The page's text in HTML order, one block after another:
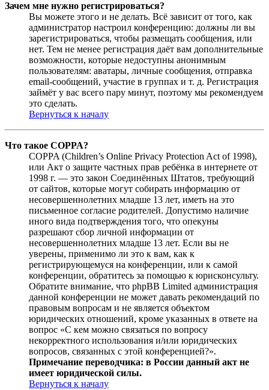
Зачем мне нужно регистрироваться?
Вы можете этого и не делать. Всё зависит от того, как
администратор настроил конференцию: должны ли вы
зарегистрироваться, чтобы размещать сообщения, или
нет. Тем не менее регистрация даёт вам дополнительные
возможности, которые недоступны анонимным
пользователям: аватары, личные сообщения, отправка
email-сообщений, участие в группах и т. д. Регистрация
займёт у вас всего пару минут, поэтому мы рекомендуем
это сделать.
Вернуться к началу
Что такое COPPA?
COPPA (Children’s Online Privacy Protection Act of 1998),
или Акт о защите частных прав ребёнка в интернете от
1998 г. — это закон Соединённых Штатов, требующий
от сайтов, которые могут собирать информацию от
несовершеннолетних младше 13 лет, иметь на это
письменное согласие родителей. Допустимо наличие
иного вида подтверждения того, что опекуны
разрешают сбор личной информации от
несовершеннолетних младше 13 лет. Если вы не
уверены, применимо ли это к вам, как к
регистрирующемуся на конференции, или к самой
конференции, обратитесь за помощью к юрисконсульту.
Обратите внимание, что phpBB Limited администрация
данной конференции не может давать рекомендаций по
правовым вопросам и не является объектом
юридических отношений, кроме указанных в ответе на
вопрос «С кем можно связаться по вопросу
некорректного использования и/или юридических
вопросов, связанных с этой конференцией?».
Примечание переводчика: в России данный акт не
имеет юридической силы.
Вернуться к началу